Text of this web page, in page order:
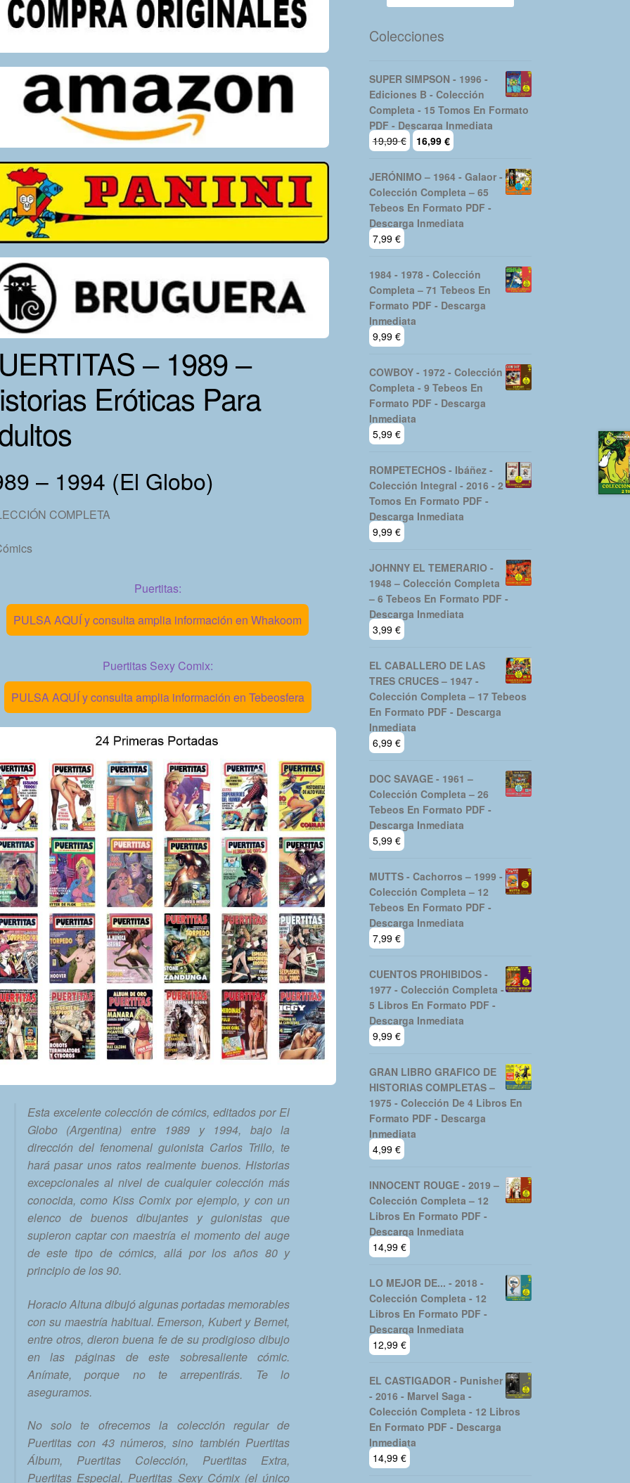
cantidad
– 1989 –
Eróticas Para
– 1994 (El Globo)
COMPLETA
Puertitas:
PULSA AQUÍ y consulta amplia información en Whakoom
Puertitas Sexy Comix:
PULSA AQUÍ y consulta amplia información en Tebeosfera
Esta excelente colección de cómics, editados por El
Globo (Argentina) entre 1989 y 1994, bajo la
dirección del fenomenal guionista Carlos Trillo, ​te
hará pasar unos ratos realmente buenos. Historias
excepcionales al nivel de cualquier colección más
conocida, como Kiss Comix por ejemplo, y con un
elenco de buenos dibujantes y guionistas que
supieron captar con maestría el momento del auge
de este tipo de cómics, allá por los años 80 y
principio de los 90.
Horacio Altuna dibujó algunas portadas memorables
con su maestría habitual. Emerson, Kubert y Bernet,
entre otros, dieron buena fe de su prodigioso dibujo
en las páginas de este sobresaliente cómic.
Anímate, porque no te arrepentirás. Te lo
aseguramos.
No solo te ofrecemos la colección regular de
Puertitas con 43 números, sino también Puertitas
Álbum, Puertitas Colección, Puertitas Extra,
Puertitas Especial, Puertitas Sexy Cómix (el único
Colecciones
SUPER SIMPSON - 1996 -
Ediciones B - Colección
Completa - 15 Tomos En Formato
PDF - Descarga Inmediata
19,99€
El
precio
original
era:
19,99 €.
16,99 €
actual
es:
16,99 €.
JERÓNIMO – 1964 - Galaor -
Colección Completa – 65
Tebeos En Formato PDF -
Descarga Inmediata
7,99 €
1984 - 1978 - Colección
Completa – 71 Tebeos En
Formato PDF - Descarga
Inmediata
9,99 €
COWBOY - 1972 - Colección
Completa - 9 Tebeos En
Formato PDF - Descarga
Inmediata
5,99 €
ROMPETECHOS - Ibáñez -
Colección Integral - 2016 - 2
Tomos En Formato PDF -
Descarga Inmediata
9,99 €
JOHNNY EL TEMERARIO -
1948 – Colección Completa
– 6 Tebeos En Formato PDF -
Descarga Inmediata
3,99 €
EL CABALLERO DE LAS
TRES CRUCES – 1947 -
Colección Completa – 17 Tebeos
En Formato PDF - Descarga
Inmediata
6,99 €
DOC SAVAGE - 1961 –
Colección Completa – 26
Tebeos En Formato PDF -
Descarga Inmediata
5,99 €
MUTTS - Cachorros – 1999 -
Colección Completa – 12
Tebeos En Formato PDF -
Descarga Inmediata
7,99 €
CUENTOS PROHIBIDOS -
1977 - Colección Completa -
5 Libros En Formato PDF -
Descarga Inmediata
9,99 €
GRAN LIBRO GRAFICO DE
HISTORIAS COMPLETAS –
1975 - Colección De 4 Libros En
Formato PDF - Descarga
Inmediata
4,99 €
INNOCENT ROUGE - 2019 –
Colección Completa – 12
Libros En Formato PDF -
Descarga Inmediata
14,99 €
LO MEJOR DE... - 2018 -
Colección Completa - 12
Libros En Formato PDF -
Descarga Inmediata
12,99 €
EL CASTIGADOR - Punisher
- 2016 - Marvel Saga -
Colección Completa - 12 Libros
En Formato PDF - Descarga
Inmediata
14,99 €